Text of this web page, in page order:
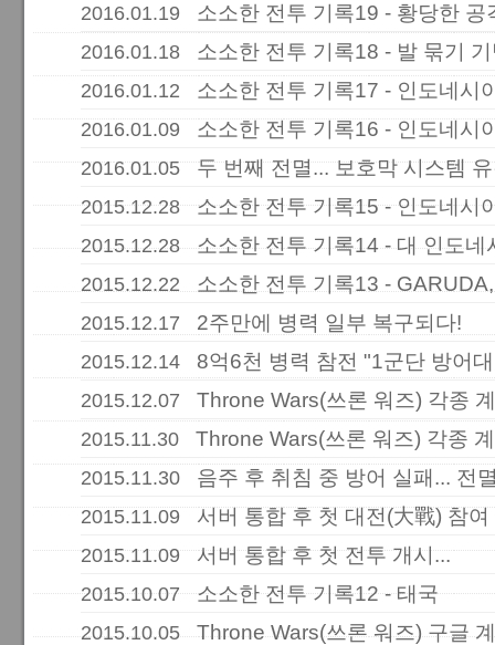
2016.01.19 소소한 전투 기록19 - 황당한 공
2016.01.18 소소한 전투 기록18 - 발 묶기
2016.01.12 소소한 전투 기록17 - 인도네시
2016.01.09 소소한 전투 기록16 - 인도네시
2016.01.05 두 번째 전멸... 보호막 시스템
2015.12.28 소소한 전투 기록15 - 인도네시
2015.12.28 소소한 전투 기록14 - 대 인도네
2015.12.22 소소한 전투 기록13 -
2015.12.17 2주만에 병력 일부 복구되다!
2015.12.14 8억6천 병력 참전 "1군단 방어
2015.12.07 Throne Wars(쓰론 워즈) 각종
2015.11.30 Throne Wars(쓰론 워즈) 각종
2015.11.30 음주 후 취침 중 방어 실패... 전
2015.11.09 서버 통합 후 첫 대전(大戰) 참여
2015.11.09 서버 통합 후 첫 전투 개시...
2015.10.07 소소한 전투 기록12 - 태국
2015.10.05 Throne Wars(쓰론 워즈) 구글